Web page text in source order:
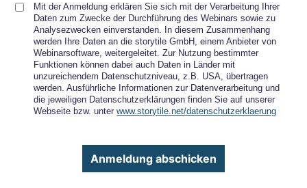
Mit der Anmeldung erklären Sie sich mit der Verarbeitung Ihrer
Daten zum Zwecke der Durchführung des Webinars sowie zu
Analysezwecken einverstanden. In diesem Zusammenhang
werden Ihre Daten an die storytile GmbH, einem Anbieter von
Webinarsoftware, weitergeleitet. Zur Nutzung bestimmter
Funktionen können dabei auch Daten in Länder mit
unzureichendem Datenschutzniveau, z.B. USA, übertragen
werden. Ausführliche Informationen zur Datenverarbeitung und
die jeweiligen Datenschutzerklärungen finden Sie auf unserer
Webseite bzw. unterwww.storytile.net/datenschutzerklaerung
Anmeldung abschicken